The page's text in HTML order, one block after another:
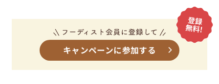
キャンペーンに参加する